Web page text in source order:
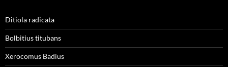
Ditiola radicata
Bolbitius titubans
Xerocomus Badius